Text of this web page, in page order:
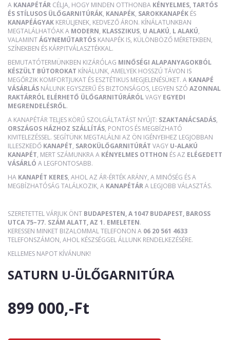
A KANAPÉTÁR CÉLJA, HOGY MINDEN OTTHONBA KÉNYELMES, TARTÓS
ÉS STÍLUSOS ÜLŐGARNITÚRÁK, KANAPÉK, SAROKKANAPÉK ÉS
KANAPÉÁGYAK KERÜLJENEK, KEDVEZŐ ÁRON. KÍNÁLATUNKBAN
MEGTALÁLHATÓAK A MODERN, KLASSZIKUS, U ALAKÚ, L ALAKÚ,
VALAMINTÁGYNEMŰTARTÓS KANAPÉK IS, KÜLÖNBÖZŐ MÉRETEKBEN,
SZÍNEKBEN ÉS KÁRPITVÁLASZTÉKKAL.
BEMUTATÓTERMÜNKBEN KIZÁRÓLAG MINŐSÉGI ALAPANYAGOKBÓL
KÉSZÜLT BÚTOROKAT KÍNÁLUNK, AMELYEK HOSSZÚ TÁVON IS
MEGŐRZIK KOMFORTJUKAT ÉS ESZTÉTIKUS MEGJELENÉSÜKET. A KANAPÉ
VÁSÁRLÁS NÁLUNK EGYSZERŰ ÉS BIZTONSÁGOS, LEGYEN SZÓ AZONNAL
RAKTÁRRÓL ELÉRHETŐ ÜLŐGARNITÚRÁRÓLVAGY EGYEDI
MEGRENDELÉSRŐL.
A KANAPÉTÁR TELJES KÖRŰ SZOLGÁLTATÁST NYÚJT: SZAKTANÁCSADÁS,
ORSZÁGOS HÁZHOZ SZÁLLÍTÁS, PONTOS ÉS MEGBÍZHATÓ
KIVITELEZÉSSEL. SEGÍTÜNK MEGTALÁLNI AZ ÖN IGÉNYEIHEZ LEGJOBBAN
ILLESZKEDŐ KANAPÉT, SAROKÜLŐGARNITÚRÁT VAGY U-ALAKÚ
KANAPÉT, MERT SZÁMUNKRA A KÉNYELMES OTTHON ÉS AZ ELÉGEDETT
VÁSÁRLÓ A LEGFONTOSABB.
HA KANAPÉT KERES, AHOL AZ ÁR-ÉRTÉK ARÁNY, A MINŐSÉG ÉS A
MEGBÍZHATÓSÁG TALÁLKOZIK, A KANAPÉTÁRA LEGJOBB VÁLASZTÁS.
SZERETETTEL VÁRJUK ÖNT BUDAPESTEN, A 1047 BUDAPEST, BAROSS
UTCA 75–77. SZÁM ALATT, AZ 1. EMELETEN.
KERESSEN MINKET BIZALOMMAL TELEFONON A 06 20 561 4633
TELEFONSZÁMON, AHOL KÉSZSÉGGEL ÁLLUNK RENDELKEZÉSÉRE.
KELLEMES NAPOT KÍVÁNUNK!
SATURN U-ÜLŐGARNITÚRA
899 000,-Ft